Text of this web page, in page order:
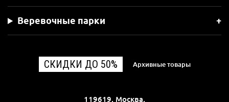
Веревочные парки
СКИДКИ ДО 50% Архивные товары
119619, Москва,